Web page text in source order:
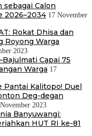
Calon
2026–2034 17 November
Rokat Dhisa dan
Royong Warga
2023
Capai 75
Warga 17
Pantai Kalitopo! Duel
Deg-degan
2023
Banyuwangi:
HUT RI ke-81